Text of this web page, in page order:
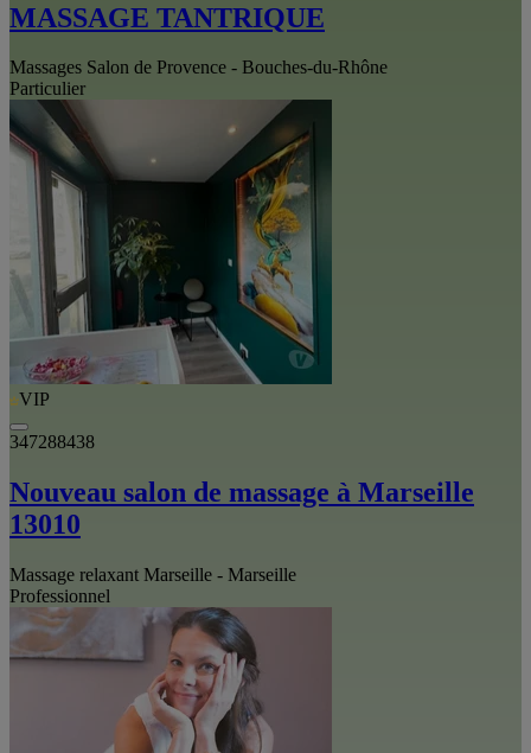
MASSAGE TANTRIQUE
Massages Salon de Provence - Bouches-du-Rhône
Particulier
VIP
347288438
Nouveau salon de massage à Marseille
13010
Massage relaxant Marseille - Marseille
Professionnel